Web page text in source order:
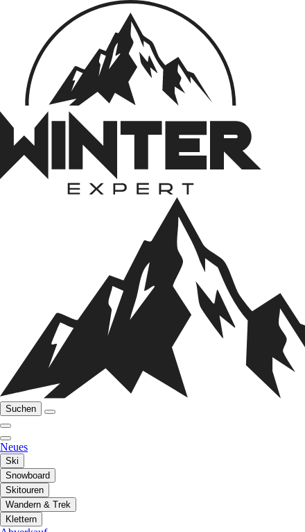
Suchen
Neues
Ski
Snowboard
Skitouren
Wandern & Trek
Klettern